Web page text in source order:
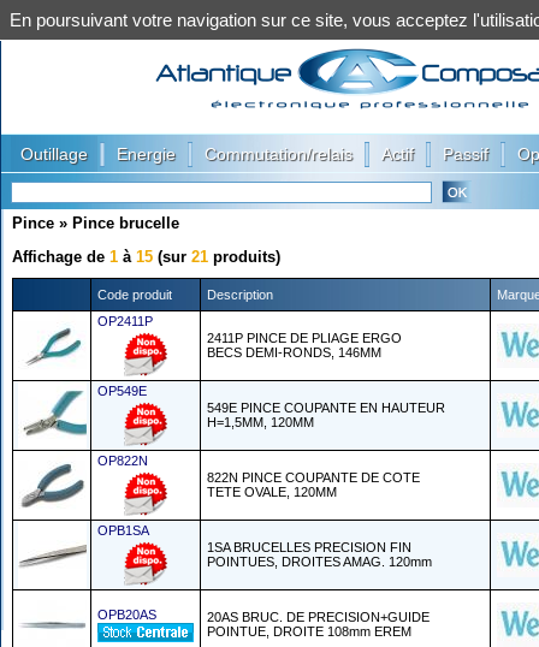
Outillage Energie Commutation/relais Actif Passif
Pince » Pince brucelle
Affichage de 1 à 15 (sur 21 produits)
Code produit Description
OP2411P
2411P PINCE DE PLIAGE ERGO
BECS DEMI-RONDS, 146MM
OP549E
549E PINCE COUPANTE EN HAUTEUR
H=1,5MM, 120MM
OP822N
822N PINCE COUPANTE DE COTE
TETE OVALE, 120MM
OPB1SA
1SA BRUCELLES PRECISION FIN
POINTUES, DROITES AMAG. 120mm
OPB20AS
20AS BRUC. DE PRECISION+GUIDE
POINTUE, DROITE 108mm EREM
En poursuivant votre navigation sur ce site, vous acceptez